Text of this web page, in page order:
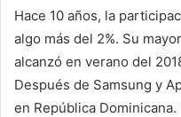
Hace 10 años, la
algo más del 2%. Su
alcanzó en verano del
Después de Samsung y
en República